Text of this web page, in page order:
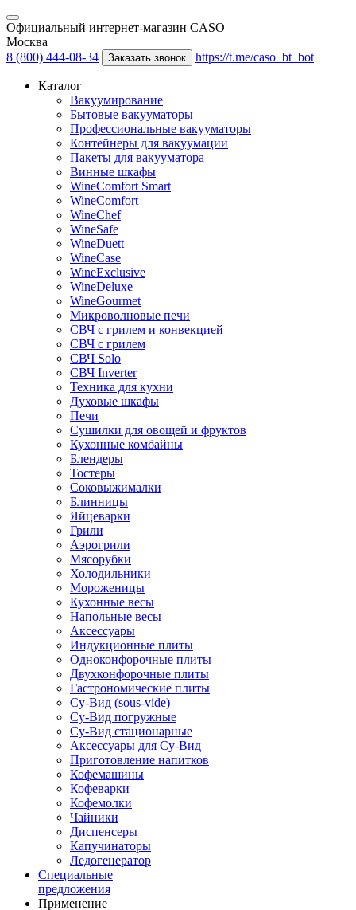
Официальный интернет-магазин CASO
Москва
8 (800) 444-08-34
Заказать звонок https://t.me/caso_bt_bot
Каталог
Вакуумирование
Бытовые вакууматоры
Профессиональные вакууматоры
Контейнеры для вакуумации
Пакеты для вакууматора
Винные шкафы
WineComfort Smart
WineComfort
WineChef
WineSafe
WineDuett
WineCase
WineExclusive
WineDeluxe
WineGourmet
Микроволновые печи
СВЧ с грилем и конвекцией
СВЧ с грилем
СВЧ Solo
СВЧ Inverter
Техника для кухни
Духовые шкафы
Печи
Сушилки для овощей и фруктов
Кухонные комбайны
Блендеры
Тостеры
Соковыжималки
Блинницы
Яйцеварки
Грили
Аэрогрили
Мясорубки
Холодильники
Мороженицы
Кухонные весы
Напольные весы
Аксессуары
Индукционные плиты
Одноконфорочные плиты
Двухконфорочные плиты
Гастрономические плиты
Су-Вид (sous-vide)
Су-Вид погружные
Су-Вид стационарные
Аксессуары для Су-Вид
Приготовление напитков
Кофемашины
Кофеварки
Кофемолки
Чайники
Диспенсеры
Капучинаторы
Ледогенератор
Специальные
предложения
Применение